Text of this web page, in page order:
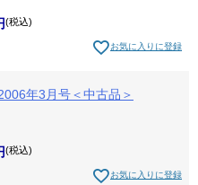
税込
お気に入りに登録
年3月号＜中古品＞
税込
お気に入りに登録